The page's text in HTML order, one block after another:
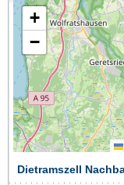
+
−
Dietramszell